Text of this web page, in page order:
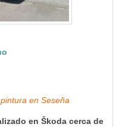
en Seseña
en Škoda cerca de